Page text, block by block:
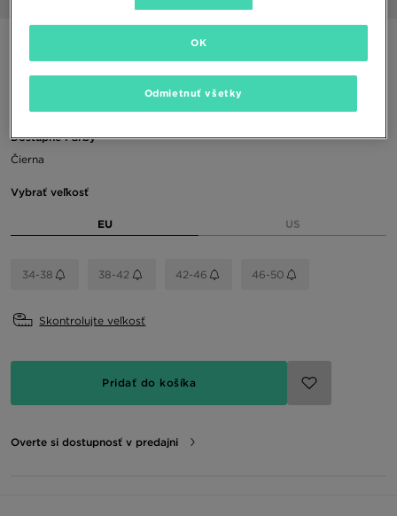
NIKE ELITE CREW BASKETBALL SOCKS
Dostupné Farby
Čierna
Vybrať veľkosť
EU US
34-38 38-42 42-46 46-50
Skontrolujte veľkosť
Pridať do košíka
Overte si dostupnosť v predajni
Odmietnuť všetky
OK